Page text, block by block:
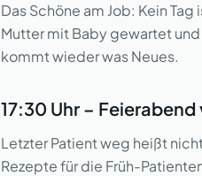
Das Schöne am Job: Kein
Mutter mit Baby gewartet
kommt wieder was Neues.
17:30 Uhr –
Letzter Patient weg heißt
Rezepte für die Früh-